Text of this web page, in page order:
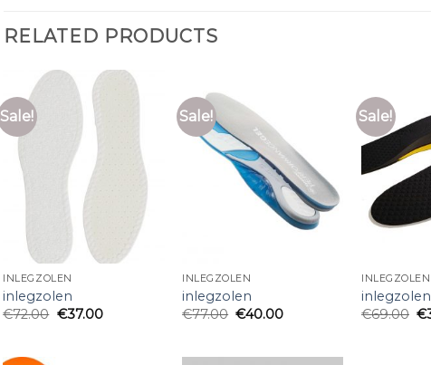
RELATED PRODUCTS
Sale!
INLEGZOLEN
inlegzolen
€72.00 €37.00
Sale!
INLEGZOLEN
inlegzolen
€77.00 €40.00
Sale!
INLEGZOLEN
inlegzolen
€69.00 €